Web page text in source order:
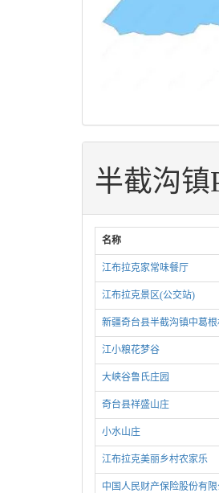
半截沟镇
名称
江布拉克家常味餐厅
江布拉克景区(公交站)
新疆奇台县半截沟镇中葛
江小粮花梦谷
大峡谷鲁氏庄园
奇台县祥盛山庄
小水山庄
江布拉克美丽乡村农家乐
中国人民财产保险股份有